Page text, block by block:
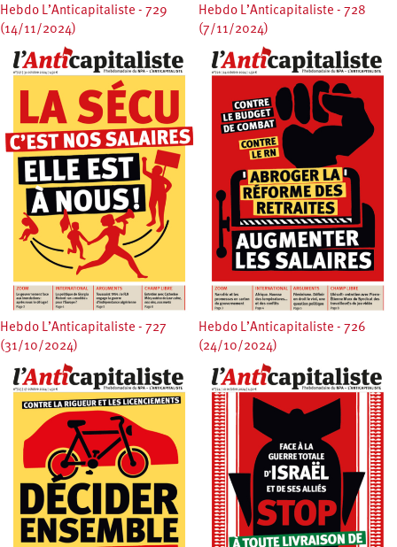
Hebdo L’Anticapitaliste - 729
(14/11/2024)
Hebdo L’Anticapitaliste - 728
(7/11/2024)
Hebdo L’Anticapitaliste - 727
(31/10/2024)
Hebdo L’Anticapitaliste - 726
(24/10/2024)